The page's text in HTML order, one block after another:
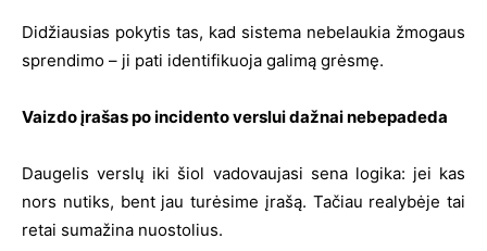
Didžiausias pokytis tas, kad sistema nebelaukia žmogaus
sprendimo – ji pati identifikuoja galimą grėsmę.
Vaizdo įrašas po incidento verslui dažnai nebepadeda
Daugelis verslų iki šiol vadovaujasi sena logika: jei kas
nors nutiks, bent jau turėsime įrašą. Tačiau realybėje tai
retai sumažina nuostolius.